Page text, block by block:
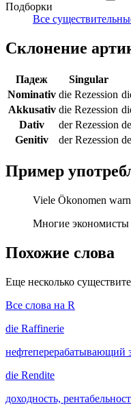
Подборки
Все
Склонение
Падеж Singular
Nominativ die Rezession
Akkusativ die Rezession
Dativ
der Rezession
Genitiv
der Rezession
Пример
Viele Ökonomen
Многие экономисты
Похожие слова
Еще несколько
Все слова на R
die Raffinerie
нефтеперерабатывающий
die Rendite
доходность,